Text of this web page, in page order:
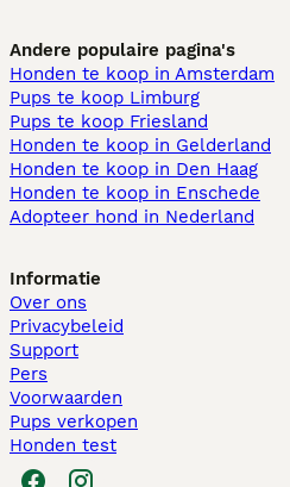
Andere populaire pagina's
Honden te koop in Amsterdam
Pups te koop Limburg​
Pups te koop Friesland​
Honden te koop in Gelderland
Honden te koop in Den Haag
Honden te koop in Enschede
Adopteer hond in Nederland
Informatie
Over ons
Privacybeleid
Support
Pers
Voorwaarden
Pups verkopen
Honden test